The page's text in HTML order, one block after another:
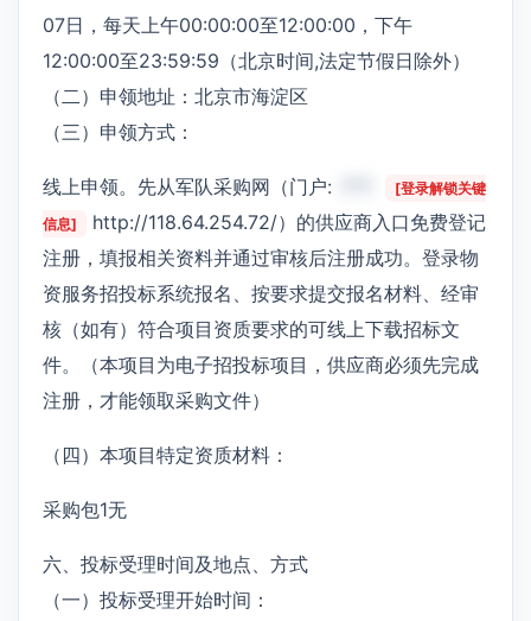
07日，每天上午00:00:00至12:00:00，下午
12:00:00至23:59:59（北京时间,法定节假日除外）
（二）申领地址：北京市海淀区
（三）申领方式：
线上申领。先从军队采购网（门户:
[登录解锁关键
信息]
http://118.64.254.72/）的供应商入口免费登记
注册，填报相关资料并通过审核后注册成功。登录物
资服务招投标系统报名、按要求提交报名材料、经审
核（如有）符合项目资质要求的可线上下载招标文
件。（本项目为电子招投标项目，供应商必须先完成
注册，才能领取采购文件）
（四）本项目特定资质材料：
采购包1无
六、投标受理时间及地点、方式
（一）投标受理开始时间：